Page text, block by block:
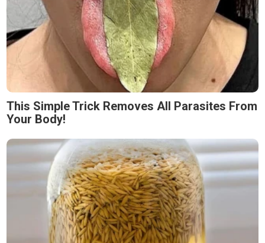
This Simple Trick Removes All Parasites From
Your Body!